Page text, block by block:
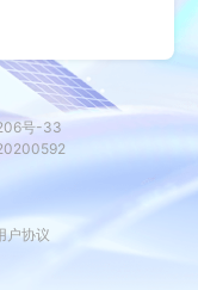
号-33
户协议